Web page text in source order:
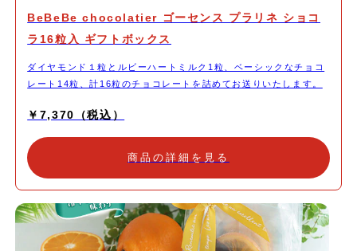
BeBeBe chocolatier ゴーセンス プラリネ ショコ
ラ16粒入 ギフトボックス
ダイヤモンド１粒とルビーハートミルク1粒、ベーシックなチョコ
レート14粒、計16粒のチョコレートを詰めてお送りいたします。
￥7,370（税込）
商品の詳細を見る